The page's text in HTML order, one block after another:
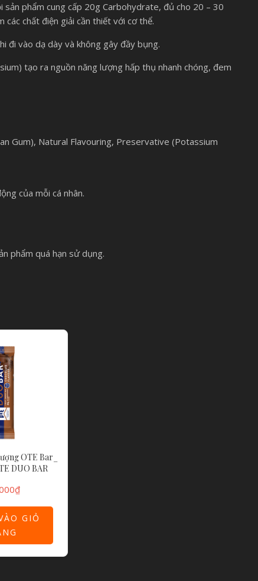
phẩm cung cấp 20g Carbohydrate, đủ cho 20 – 30
chất điện giải cần thiết với cơ thể.
đi vào dạ dày và không gây đầy bụng.
tạo ra nguồn năng lượng hấp thụ nhanh chóng, đem
Gum), Natural Flavouring, Preservative (Potassium
của mỗi cá nhân.
phẩm quá hạn sử dụng.
OTE Bar_
DUO BAR
₫
GIỎ